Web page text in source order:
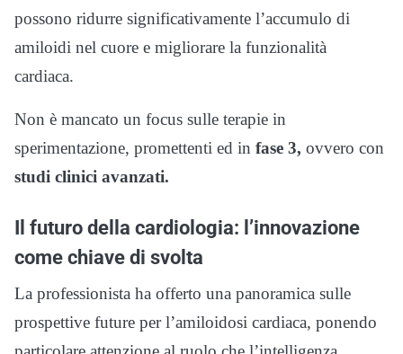
possono ridurre significativamente l’accumulo di
amiloidi nel cuore e migliorare la funzionalità
cardiaca.
Non è mancato un focus sulle terapie in
sperimentazione, promettenti ed in fase 3, ovvero con
studi clinici avanzati.
Il futuro della cardiologia: l’innovazione
come chiave di svolta
La professionista ha offerto una panoramica sulle
prospettive future per l’amiloidosi cardiaca, ponendo